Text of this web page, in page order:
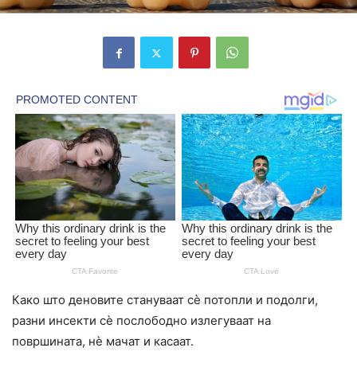
Како што деновите стануваат сè потопли и подолги,
разни инсекти сè послободно излегуваат на
површината, нè мачат и касаат.